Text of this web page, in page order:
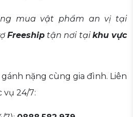
mua vật phẩm an vị tại
Freeship tận nơi tạikhu vực
gánh nặng cùng gia đình. Liên
vụ 24/7: